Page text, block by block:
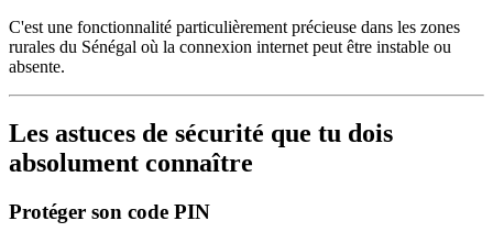
C'est une fonctionnalité particulièrement précieuse dans les zones
rurales du Sénégal où la connexion internet peut être instable ou
absente.
Les astuces de sécurité que tu dois
absolument connaître
Protéger son code PIN